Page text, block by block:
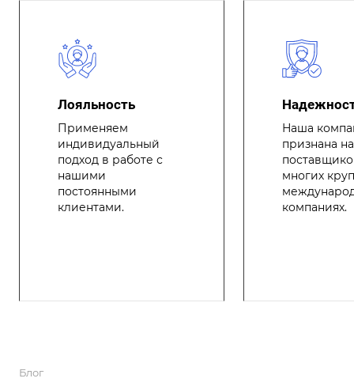
Лояльность
Применяем
индивидуальный
подход в работе с
нашими
постоянными
клиентами.
Наша
признана
многих
компаниях.
Блог